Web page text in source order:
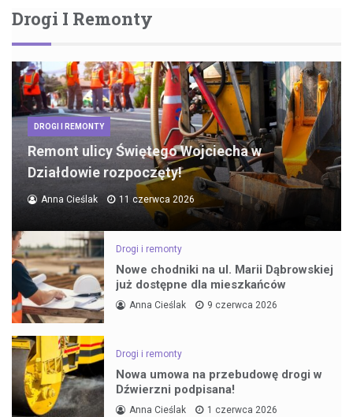
Drogi I Remonty
DROGI I REMONTY
Remont ulicy Świętego Wojciecha w
Działdowie rozpoczęty!
Anna Cieślak 11 czerwca 2026
Drogi i remonty
Nowe chodniki na ul. Marii Dąbrowskiej
już dostępne dla mieszkańców
Anna Cieślak 9 czerwca 2026
Drogi i remonty
Nowa umowa na przebudowę drogi w
Dźwierzni podpisana!
Anna Cieślak 1 czerwca 2026